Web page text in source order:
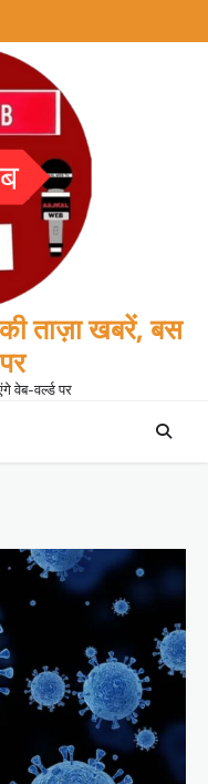
ताज़ा खबरें, बस
वेब-वर्ल्ड पर